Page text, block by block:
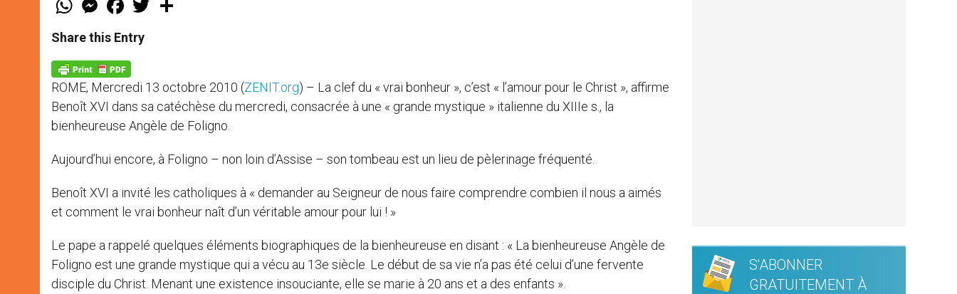
t
s
p
p
e
s
e
g
e
r
a
e
b
k
w
Share this Entry
ROME, Mercredi 13 octobre 2010 (ZENIT.org) – La clef du « vrai bonheur », c’est « l’amour pour le Christ », affirme
Benoît XVI dans sa catéchèse du mercredi, consacrée à une « grande mystique » italienne du XIIIe s., la
bienheureuse Angèle de Foligno.
Aujourd’hui encore, à Foligno – non loin d’Assise – son tombeau est un lieu de pèlerinage fréquenté.
Benoît XVI a invité les catholiques à « demander au Seigneur de nous faire comprendre combien il nous a aimés
et comment le vrai bonheur naît d’un véritable amour pour lui ! »
Le pape a rappelé quelques éléments biographiques de la bienheureuse en disant : « La bienheureuse Angèle de
Foligno est une grande mystique qui a vécu au 13e siècle. Le début de sa vie n’a pas été celui d’une fervente
disciple du Christ. Menant une existence insouciante, elle se marie à 20 ans et a des enfants ».
S'ABONNER
GRATUITEMENT À